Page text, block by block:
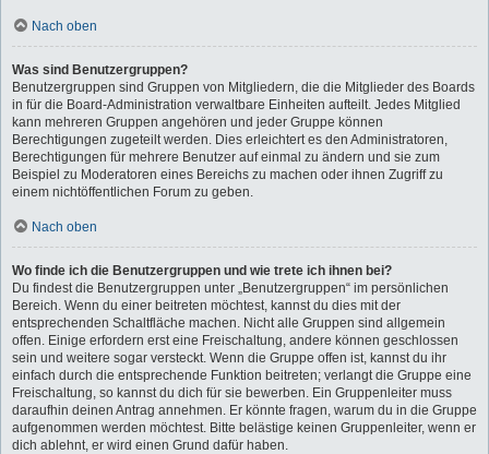
Nach oben
Was sind Benutzergruppen?
Benutzergruppen sind Gruppen von Mitgliedern, die die Mitglieder des Boards
in für die Board-Administration verwaltbare Einheiten aufteilt. Jedes Mitglied
kann mehreren Gruppen angehören und jeder Gruppe können
Berechtigungen zugeteilt werden. Dies erleichtert es den Administratoren,
Berechtigungen für mehrere Benutzer auf einmal zu ändern und sie zum
Beispiel zu Moderatoren eines Bereichs zu machen oder ihnen Zugriff zu
einem nichtöffentlichen Forum zu geben.
Nach oben
Wo finde ich die Benutzergruppen und wie trete ich ihnen bei?
Du findest die Benutzergruppen unter „Benutzergruppen“ im persönlichen
Bereich. Wenn du einer beitreten möchtest, kannst du dies mit der
entsprechenden Schaltfläche machen. Nicht alle Gruppen sind allgemein
offen. Einige erfordern erst eine Freischaltung, andere können geschlossen
sein und weitere sogar versteckt. Wenn die Gruppe offen ist, kannst du ihr
einfach durch die entsprechende Funktion beitreten; verlangt die Gruppe eine
Freischaltung, so kannst du dich für sie bewerben. Ein Gruppenleiter muss
daraufhin deinen Antrag annehmen. Er könnte fragen, warum du in die Gruppe
aufgenommen werden möchtest. Bitte belästige keinen Gruppenleiter, wenn er
dich ablehnt, er wird einen Grund dafür haben.